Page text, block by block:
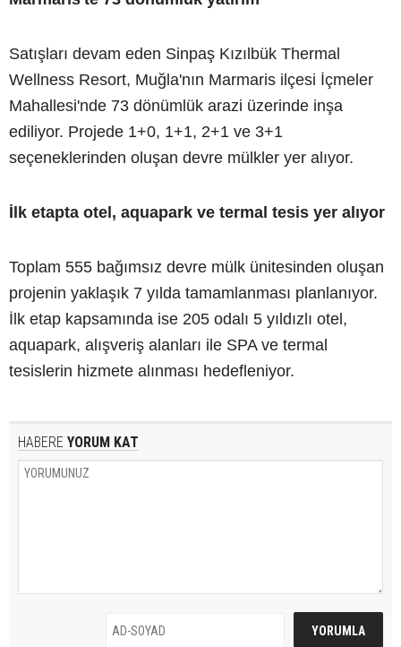
Satışları devam eden Sinpaş Kızılbük Thermal
Wellness Resort, Muğla'nın Marmaris ilçesi İçmeler
Mahallesi'nde 73 dönümlük arazi üzerinde inşa
ediliyor. Projede 1+0, 1+1, 2+1 ve 3+1
seçeneklerinden oluşan devre mülkler yer alıyor.
İlk etapta otel, aquapark ve termal tesis yer alıyor
Toplam 555 bağımsız devre mülk ünitesinden oluşan
projenin yaklaşık 7 yılda tamamlanması planlanıyor.
İlk etap kapsamında ise 205 odalı 5 yıldızlı otel,
aquapark, alışveriş alanları ile SPA ve termal
tesislerin hizmete alınması hedefleniyor.
HABERE YORUM KAT